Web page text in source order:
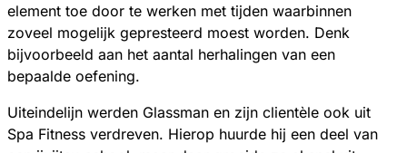
element toe door te werken met tijden waarbinnen
zoveel mogelijk gepresteerd moest worden. Denk
bijvoorbeeld aan het aantal herhalingen van een
bepaalde oefening.
Uiteindelijn werden Glassman en zijn clientèle ook uit
Spa Fitness verdreven. Hierop huurde hij een deel van